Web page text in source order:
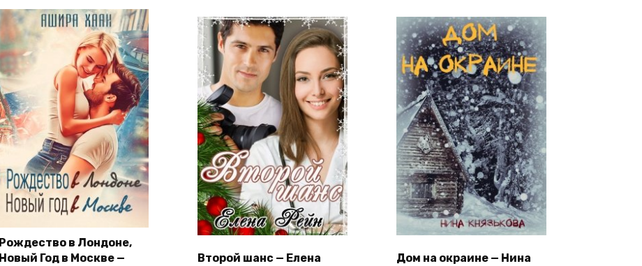
Рождество в Лондоне,
Новый Год в Москве —
Второй шанс — Елена
Дом на окраине — Нина